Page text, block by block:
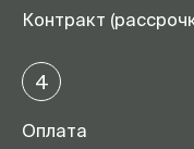
Контракт
4
Оплата